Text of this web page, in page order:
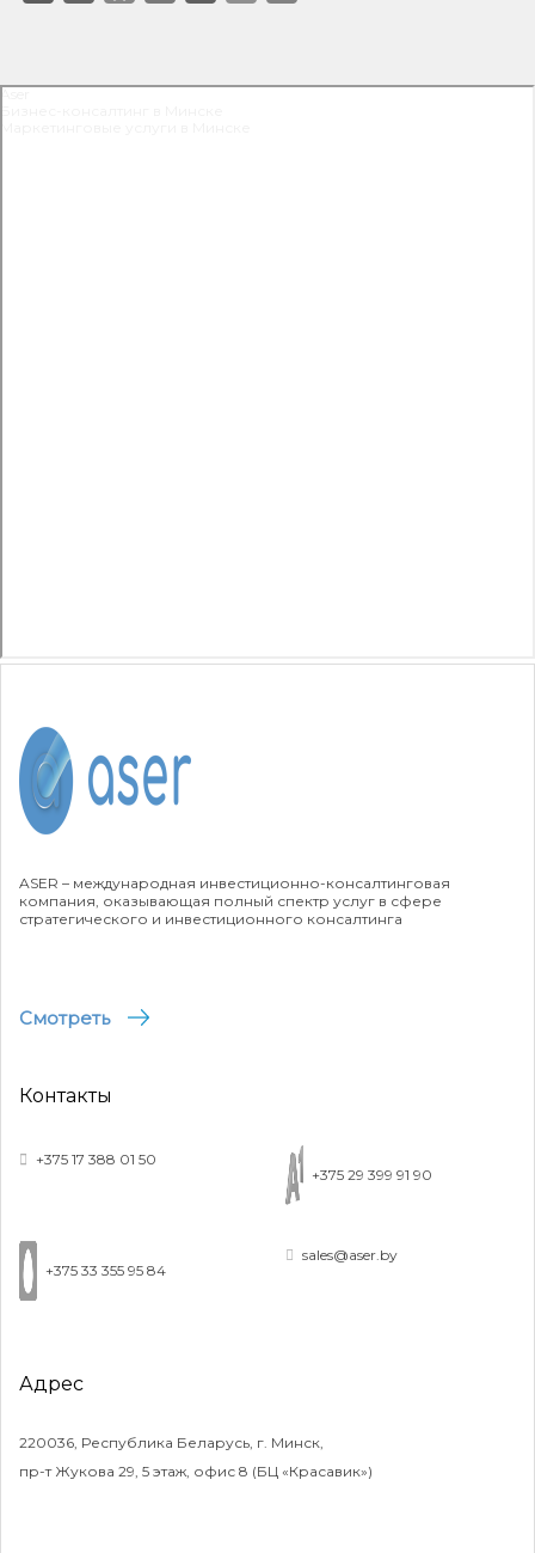
ASER – международная инвестиционно-консалтинговая
компания, оказывающая полный спектр услуг в сфере
стратегического и инвестиционного консалтинга
Смотреть
Контакты
+375 17 388 01 50
+375 29 399 91 90
+375 33 355 95 84
sales@aser.by
Адрес
220036, Республика Беларусь, г. Минск,
пр-т Жукова 29, 5 этаж, офис 8 (БЦ «Красавик»)